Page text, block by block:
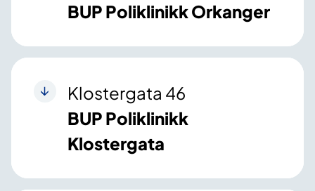
BUP Poliklinikk Orkanger
Klostergata 46
BUP Poliklinikk
Klostergata